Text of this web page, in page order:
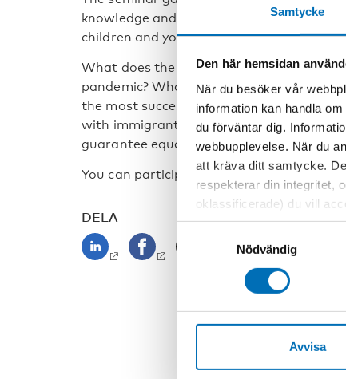
Samtycke
Den här hemsidan
När du besöker vår
information kan handla
du förväntar dig.
webbupplevelse. När du
att kräva ditt samtycke.
respekterar din integritet,
oklassificerade) du vill
inställningar för cookies.
vi erbjuder. Om du har
genom att navigera till
Nödvändig
Avvisa
knowledge and experiences on how to
children and youth with developmental
What does the situation look like in the
pandemic? What are the biggest
the most successful for different groups?
with immigrant families learn from the
guarantee equal opportunities for all
You can participate on site at Nordic
DELA